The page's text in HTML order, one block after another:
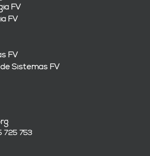
FV
FV
FV
Sistemas FV
725 753